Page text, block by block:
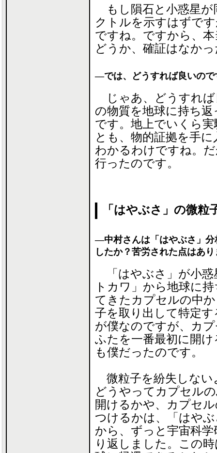
もし隕石と小惑星が
クトルを示すはずで
ですね。ですから、
どうか、確証はなか
―では、どうすれば良いので
じゃあ、どうすれば
の物質を地球に持ち
です。地上でいくら
とも、物的証拠を手
わかるわけですね。
行ったのです。
「はやぶさ」の微
―中村さんは「はやぶさ」分
したか？苦労された点はあ
「はやぶさ」が小惑
トカワ」から地球に
てきたカプセルの中
子を取り出して特定す
が僕なのですが、カ
ふたを一番最初に開け
も僕だったのです。
微粒子を紛失しない
どうやってカプセル
開けるかや、カプセ
つけるかは、「はや
から、ずっと宇宙科
り返しました。この